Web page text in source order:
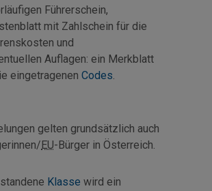
Führerschein,
mit Zahlschein für die
und
Auflagen: ein Merkblatt
eingetragenen Codes.
gelten grundsätzlich auch
EU-Bürger in Österreich.
Klasse wird ein